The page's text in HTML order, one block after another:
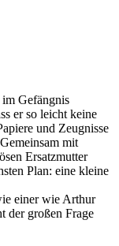
Gefängnis
er so leicht keine
und Zeugnisse
mit
Ersatzmutter
Plan: eine kleine
einer wie Arthur
der großen Frage